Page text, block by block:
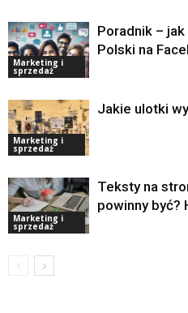
Marketing i
sprzedaż
Poradnik –
Polski na
Marketing i
sprzedaż
Jakie ulotki
Marketing i
sprzedaż
Teksty na
powinny być?